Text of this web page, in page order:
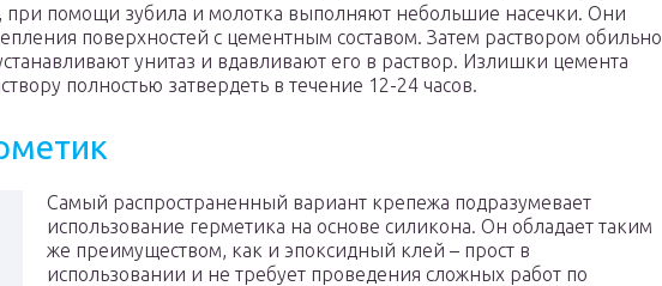
при помощи зубила и молотка выполняют небольшие насечки. Они
поверхностей с цементным составом. Затем раствором обильно
унитаз и вдавливают его в раствор. Излишки цемента
полностью затвердеть в течение 12-24 часов.
Самый распространенный вариант крепежа подразумевает
использование герметика на основе силикона. Он обладает таким
же преимуществом, как и эпоксидный клей – прост в
использовании и не требует проведения сложных работ по